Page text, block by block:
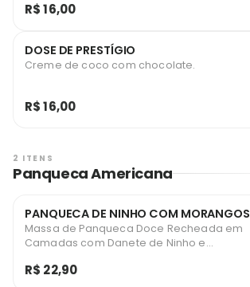
R$ 16,00
DOSE DE PRESTÍGIO
Creme de coco com chocolate.
R$ 16,00
2 ITENS
Panqueca Americana
PANQUECA DE NINHO COM MORANGOS
Massa de Panqueca Doce Recheada em
Camadas com Danete de Ninho e
R$ 22,90